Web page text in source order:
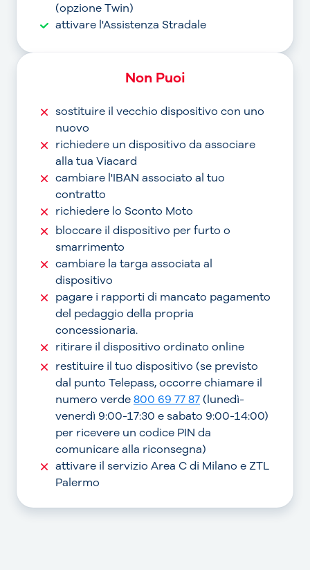
(opzione Twin)
attivare l'Assistenza Stradale
Non Puoi
sostituire il vecchio dispositivo con uno
nuovo
richiedere un dispositivo da associare
alla tua Viacard
cambiare l'IBAN associato al tuo
contratto
richiedere lo Sconto Moto
bloccare il dispositivo per furto o
smarrimento
cambiare la targa associata al
dispositivo
pagare i rapporti di mancato pagamento
del pedaggio della propria
concessionaria.
ritirare il dispositivo ordinato online
restituire il tuo dispositivo (se previsto
dal punto Telepass, occorre chiamare il
numero verde800 69 77 87(lunedì-
venerdì 9:00-17:30 e sabato 9:00-14:00)
per ricevere un codice PIN da
comunicare alla riconsegna)
attivare il servizio Area C di Milano e ZTL
Palermo